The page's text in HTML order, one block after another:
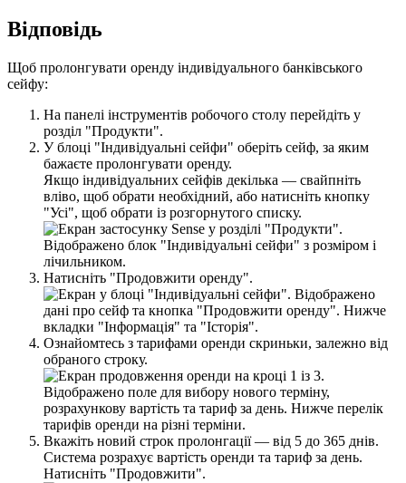
Відповідь
Щоб пролонгувати оренду індивідуального банківського
сейфу:
На панелі інструментів робочого столу перейдіть у
розділ "Продукти".
У блоці "Індивідуальні сейфи" оберіть сейф, за яким
бажаєте пролонгувати оренду.
Якщо індивідуальних сейфів декілька — свайпніть
вліво, щоб обрати необхідний, або натисніть кнопку
"Усі", щоб обрати із розгорнутого списку.
Натисніть "Продовжити оренду".
Ознайомтесь з тарифами оренди скриньки, залежно від
обраного строку.
Вкажіть новий строк пролонгації — від 5 до 365 днів.
Система розрахує вартість оренди та тариф за день.
Натисніть "Продовжити".